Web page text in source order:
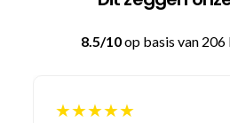
8.5/10op basis van
★★★★★